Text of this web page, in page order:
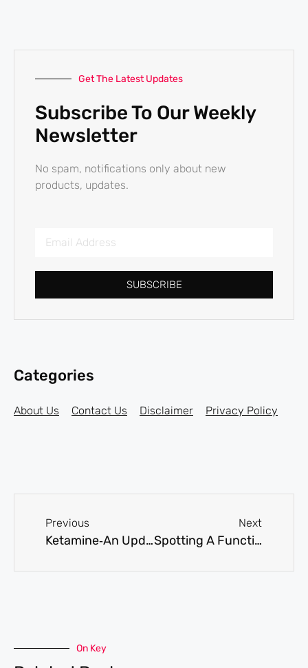
Get The Latest Updates
Subscribe To Our Weekly
Newsletter
No spam, notifications only about new
products, updates.
SUBSCRIBE
Categories
About Us Contact Us Disclaimer Privacy Policy
Previous
Ketamine‐An Update on Its Clinical Uses and Abuses
Next
Spotting A Functional Alcoholic: Signs To Watch Out For
On Key